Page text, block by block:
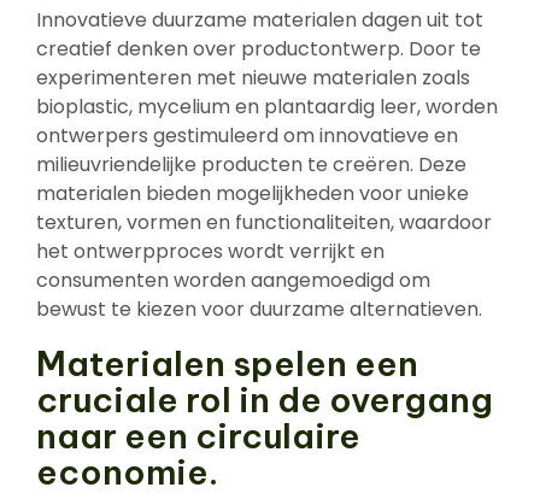
Innovatieve duurzame materialen dagen uit tot
creatief denken over productontwerp. Door te
experimenteren met nieuwe materialen zoals
bioplastic, mycelium en plantaardig leer, worden
ontwerpers gestimuleerd om innovatieve en
milieuvriendelijke producten te creëren. Deze
materialen bieden mogelijkheden voor unieke
texturen, vormen en functionaliteiten, waardoor
het ontwerpproces wordt verrijkt en
consumenten worden aangemoedigd om
bewust te kiezen voor duurzame alternatieven.
Materialen spelen een
cruciale rol in de overgang
naar een circulaire
economie.